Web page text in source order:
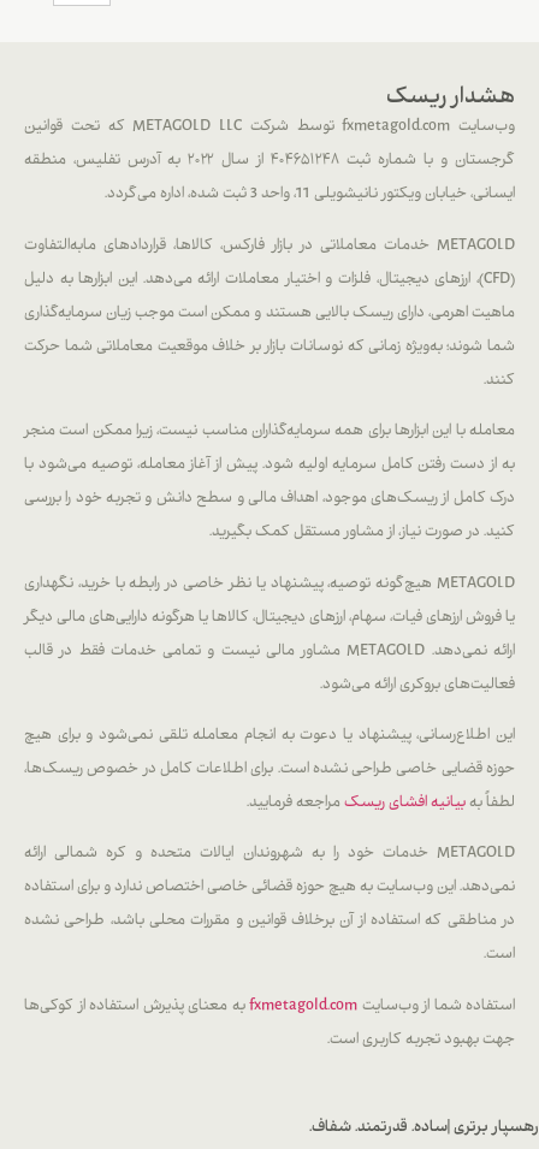
هشدار ریسک
وب‌سایت fxmetagold.com توسط شرکت METAGOLD LLC که تحت قوانین
گرجستان و با شماره ثبت ۴۰۴۶۵۱۲۴۸ از سال ۲۰۲۲ به آدرس تفلیس، منطقه
ایسانی، خیابان ویکتور نانیشویلی 11، واحد 3 ثبت شده، اداره می‌گردد.
METAGOLD خدمات معاملاتی در بازار فارکس، کالاها، قراردادهای مابه‌التفاوت
(CFD)، ارزهای دیجیتال، فلزات و اختیار معاملات ارائه می‌دهد. این ابزارها به دلیل
ماهیت اهرمی، دارای ریسک بالایی هستند و ممکن است موجب زیان سرمایه‌گذاری
شما شوند؛ به‌ویژه زمانی که نوسانات بازار بر خلاف موقعیت معاملاتی شما حرکت
کنند.
معامله با این ابزارها برای همه سرمایه‌گذاران مناسب نیست، زیرا ممکن است منجر
به از دست رفتن کامل سرمایه اولیه شود. پیش از آغاز معامله، توصیه می‌شود با
درک کامل از ریسک‌های موجود، اهداف مالی و سطح دانش و تجربه خود را بررسی
کنید. در صورت نیاز، از مشاور مستقل کمک بگیرید.
METAGOLD هیچ‌گونه توصیه، پیشنهاد یا نظر خاصی در رابطه با خرید، نگهداری
یا فروش ارزهای فیات، سهام، ارزهای دیجیتال، کالاها یا هرگونه دارایی‌های مالی دیگر
ارائه نمی‌دهد. METAGOLD مشاور مالی نیست و تمامی خدمات فقط در قالب
فعالیت‌های بروکری ارائه می‌شود.
این اطلاع‌رسانی، پیشنهاد یا دعوت به انجام معامله تلقی نمی‌شود و برای هیچ
حوزه قضایی خاصی طراحی نشده است. برای اطلاعات کامل در خصوص ریسک‌ها،
لطفاً بهبیانیه افشای ریسک مراجعه فرمایید.
METAGOLD خدمات خود را به شهروندان ایالات متحده و کره شمالی ارائه
نمی‌دهد. این وب‌سایت به هیچ حوزه قضائی خاصی اختصاص ندارد و برای استفاده
در مناطقی که استفاده از آن برخلاف قوانین و مقررات محلی باشد، طراحی نشده
است.
استفاده شما از وب‌سایت fxmetagold.comبه معنای پذیرش استفاده از کوکی‌ها
جهت بهبود تجربه کاربری است.
رهسپار برتری |ساده. قدرتمند. شفاف.